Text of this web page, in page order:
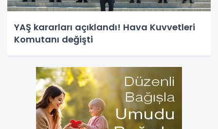
YAŞ kararları açıklandı! Hava Kuvvetleri
Komutanı değişti